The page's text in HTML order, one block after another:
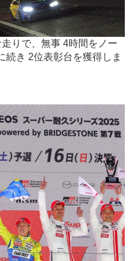
りで、無事 4時間をノー
続き 2位表彰台を獲得しま